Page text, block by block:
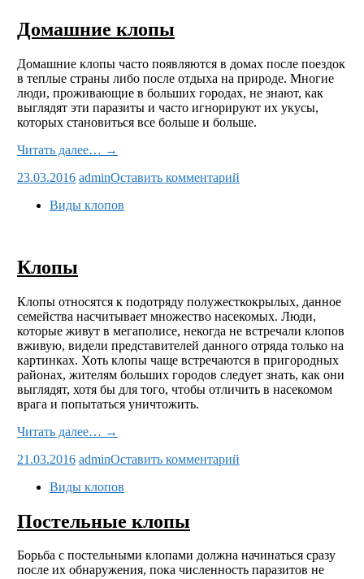
Домашние клопы
Домашние клопы часто появляются в домах после поездок
в теплые страны либо после отдыха на природе. Многие
люди, проживающие в больших городах, не знают, как
выглядят эти паразиты и часто игнорируют их укусы,
которых становиться все больше и больше.
Читать далее… →
23.03.2016 adminОставить комментарий
Виды клопов
Клопы
Клопы относятся к подотряду полужесткокрылых, данное
семейства насчитывает множество насекомых. Люди,
которые живут в мегаполисе, некогда не встречали клопов
вживую, видели представителей данного отряда только на
картинках. Хоть клопы чаще встречаются в пригородных
районах, жителям больших городов следует знать, как они
выглядят, хотя бы для того, чтобы отличить в насекомом
врага и попытаться уничтожить.
Читать далее… →
21.03.2016 adminОставить комментарий
Виды клопов
Постельные клопы
Борьба с постельными клопами должна начинаться сразу
после их обнаружения, пока численность паразитов не